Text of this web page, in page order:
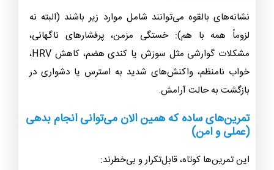
نشانه‌های بالقوه می‌توانند شامل موارد زیر باشند (البته نه
لزوماً همه با هم): خستگی مزمن، پرفشارهای ناگهانی،
مشکلات گوارشی مثل سوزش یا کندی هضم، کاهش HRV،
خواب نامنظم، واکنش‌های شدید به استرس یا دشواری در
بازگشت به حالت آرامش.
تمرین‌های ساده که همین الان می‌توانی انجام بدهی
(عملی و امن)
این تمرین‌ها کوتاه، قابل‌تکرار و بی‌خطرند: